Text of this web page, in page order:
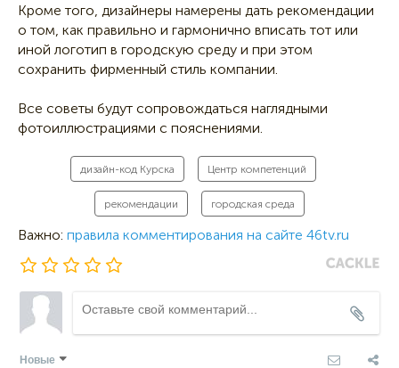
Кроме того, дизайнеры намерены дать рекомендации
о том, как правильно и гармонично вписать тот или
иной логотип в городскую среду и при этом
сохранить фирменный стиль компании.
Все советы будут сопровождаться наглядными
фотоиллюстрациями с пояснениями.
дизайн-код Курска Центр компетенций
рекомендации городская среда
Важно: правила комментирования на сайте 46tv.ru
Новые